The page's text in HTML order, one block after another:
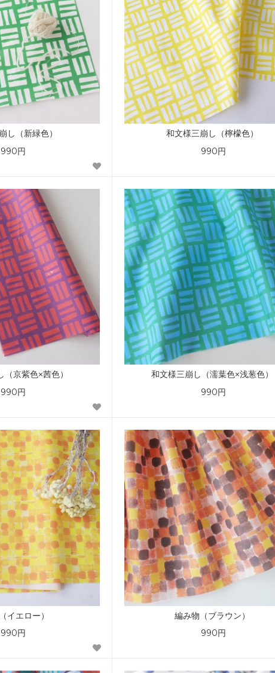
し（新緑色）
990円
和文様三崩し（檸檬色）
990円
京紫色×茜色）
990円
和文様三崩し（濡葉色×浅葱色）
990円
イエロー）
990円
編み物（ブラウン）
990円